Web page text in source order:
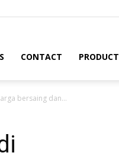
CONTACT PRODUCT
bersaing dan...